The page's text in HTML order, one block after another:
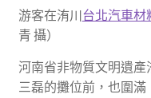
游客在洧川台北汽車材
青 攝）
河南省非物質文明遺
三磊的攤位前，也圍